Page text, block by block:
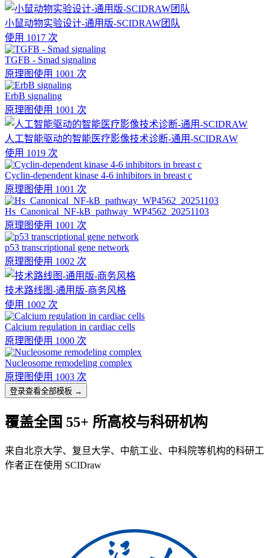
小鼠动物实验设计-通用版-SCIDRAW团队
使用 1017 次
TGFB - Smad signaling
原理图使用 1001 次
ErbB signaling
原理图使用 1001 次
人工智能驱动的智能医疗影像技术诊断-通用-SCIDRAW
使用 1019 次
Cyclin-dependent kinase 4-6 inhibitors in breast c
原理图使用 1001 次
Hs_Canonical_NF-kB_pathway_WP4562_20251103
原理图使用 1001 次
p53 transcriptional gene network
原理图使用 1002 次
技术路线图-通用版-商务风格
使用 1002 次
Calcium regulation in cardiac cells
原理图使用 1000 次
Nucleosome remodeling complex
原理图使用 1003 次
登录查看全部模板 →
覆盖全国 55+ 所高校与科研机构
来自北京大学、复旦大学、中航工业、中科院等机构的科研工
作者正在使用 SCIDraw